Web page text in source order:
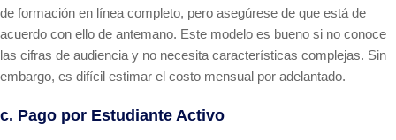
de formación en línea completo, pero asegúrese de que está de
acuerdo con ello de antemano. Este modelo es bueno si no conoce
las cifras de audiencia y no necesita características complejas. Sin
embargo, es difícil estimar el costo mensual por adelantado.
c. Pago por Estudiante Activo